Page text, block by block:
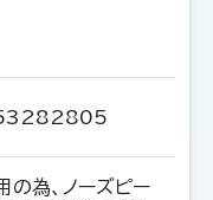
の為、ノーズピー